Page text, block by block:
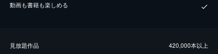
動画も書籍も楽しめる
⾒放題作品 420,000本以上